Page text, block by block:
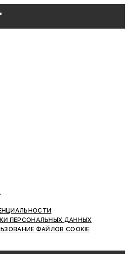
ПЕРСОНАЛЬНЫХ ДАННЫХ
ФАЙЛОВ COOKIE